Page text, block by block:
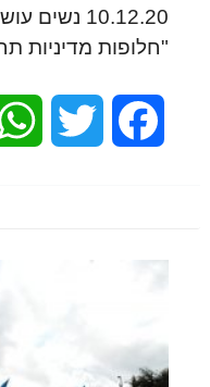
10.12.20
"חלופות מדיניות
Facebook
Twitter